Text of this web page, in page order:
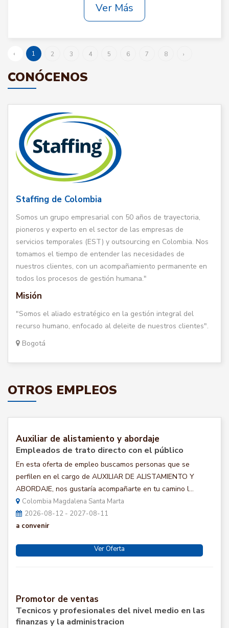
Ver Más
‹ 1 2 3 4 5 6 7 8 ›
CONÓCENOS
Staffing de Colombia
Somos un grupo empresarial con 50 años de trayectoria,
pioneros y experto en el sector de las empresas de
servicios temporales (EST) y outsourcing en Colombia. Nos
tomamos el tiempo de entender las necesidades de
nuestros clientes, con un acompañamiento permanente en
todos los procesos de gestión humana."
Misión
"Somos el aliado estratégico en la gestión integral del
recurso humano, enfocado al deleite de nuestros clientes".
Bogotá
OTROS EMPLEOS
Auxiliar de alistamiento y abordaje
Empleados de trato directo con el público
En esta oferta de empleo buscamos personas que se
perfilen en el cargo de AUXILIAR DE ALISTAMIENTO Y
ABORDAJE, nos gustaría acompañarte en tu camino l...
Colombia Magdalena Santa Marta
2026-08-12 - 2027-08-11
a convenir
Ver Oferta
Promotor de ventas
Tecnicos y profesionales del nivel medio en las
finanzas y la administracion